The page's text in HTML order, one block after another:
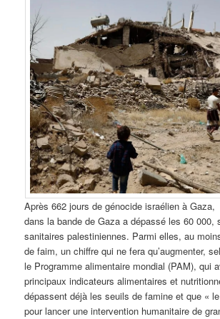
Après 662 jours de génocide israélien à
dans la bande de Gaza a dépassé les 60 000,
sanitaires palestiniennes. Parmi elles, au
de faim, un chiffre qui ne fera qu’augmenter,
le Programme alimentaire mondial (PAM), qui
principaux indicateurs alimentaires et
dépassent déjà les seuils de famine et que «
pour lancer une intervention humanitaire de